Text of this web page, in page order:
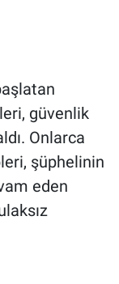
güvenlik
Onlarca
şüphelinin
eden